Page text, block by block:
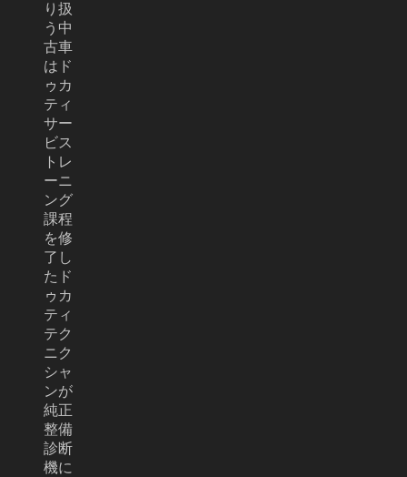
り扱
う中
古車
はド
ゥカ
ティ
サー
ビス
トレ
ーニ
ング
課程
を修
了し
たド
ゥカ
ティ
テク
ニク
シャ
ンが
純正
整備
診断
機に